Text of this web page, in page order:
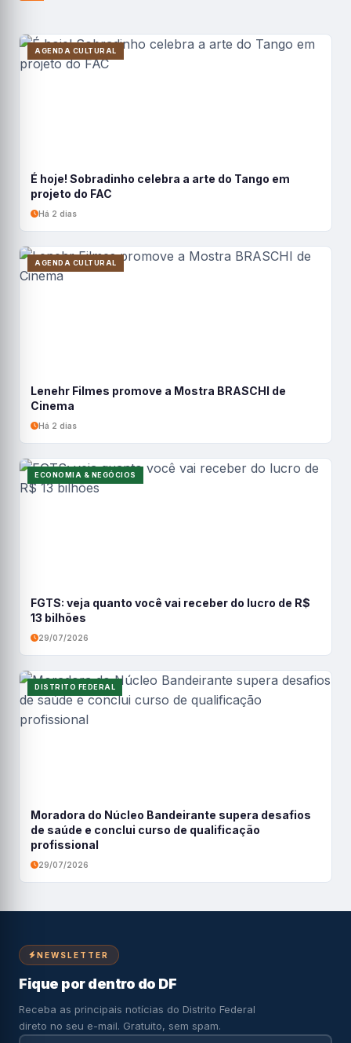
AGENDA CULTURAL
É hoje! Sobradinho celebra a arte do Tango em
projeto do FAC
Há 2 dias
AGENDA CULTURAL
Lenehr Filmes promove a Mostra BRASCHI de
Cinema
Há 2 dias
ECONOMIA & NEGÓCIOS
FGTS: veja quanto você vai receber do lucro de R$
13 bilhões
29/07/2026
DISTRITO FEDERAL
Moradora do Núcleo Bandeirante supera desafios
de saúde e conclui curso de qualificação
profissional
29/07/2026
NEWSLETTER
Fique por dentro do DF
Receba as principais notícias do Distrito Federal
direto no seu e-mail. Gratuito, sem spam.